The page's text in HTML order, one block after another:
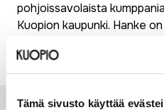
Tämä sivusto käyttää
pohjoissavolaista
Kuopion kaupunki. Hanke